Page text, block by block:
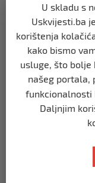
BIH
Zašto
prije 3
BIH
U skladu s
Uskvijesti.ba
korištenja
kako bismo
usluge, što bolje
našeg portala,
funkcionalnosti
Daljnjim